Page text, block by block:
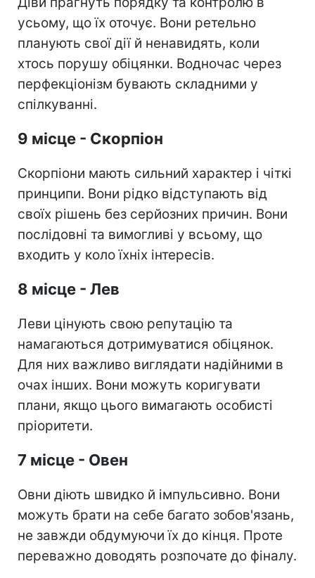
усьому, що їх оточує. Вони ретельно
планують свої дії й ненавидять, коли
хтось порушу обіцянки. Водночас через
перфекціонізм бувають складними у
спілкуванні.
9 місце - Скорпіон
Скорпіони мають сильний характер і чіткі
принципи. Вони рідко відступають від
своїх рішень без серйозних причин. Вони
послідовні та вимогливі у всьому, що
входить у коло їхніх інтересів.
8 місце - Лев
Леви цінують свою репутацію та
намагаються дотримуватися обіцянок.
Для них важливо виглядати надійними в
очах інших. Вони можуть коригувати
плани, якщо цього вимагають особисті
пріоритети.
7 місце - Овен
Овни діють швидко й імпульсивно. Вони
можуть брати на себе багато зобов'язань,
не завжди обдумуючи їх до кінця. Проте
переважно доводять розпочате до фіналу.